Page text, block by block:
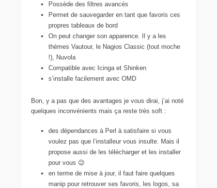
Possède des filtres avancés
Permet de sauvegarder en tant que favoris ces
propres tableaux de bord
On peut changer son apparence. Il y a les
thèmes Vautour, le Nagios Classic (tout moche
!), Nuvola
Compatible avec Icinga et Shinken
s’installe facilement avec OMD
Bon, y a pas que des avantages je vous dirai, j’ai noté
quelques inconvénients mais ça reste très soft :
des dépendances à Perl à satisfaire si vous
voulez pas que l’installeur vous insulte. Mais il
propose aussi de les télécharger et les installer
pour vous 😉
en terme de mise à jour, il faut faire quelques
manip pour retrouver ses favoris, les logos, sa